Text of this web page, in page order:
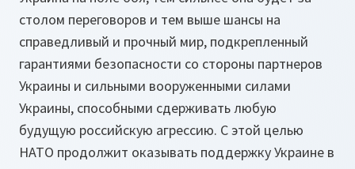
столом переговоров и тем выше шансы на
справедливый и прочный мир, подкрепленный
гарантиями безопасности со стороны партнеров
Украины и сильными вооруженными силами
Украины, способными сдерживать любую
будущую российскую агрессию. С этой целью
НАТО продолжит оказывать поддержку Украине в